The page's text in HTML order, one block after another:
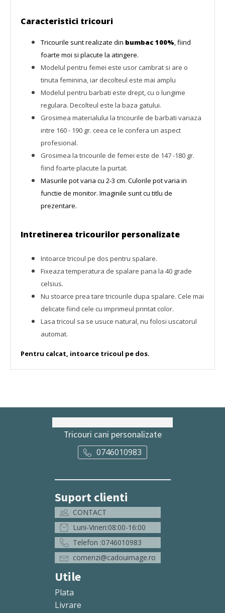
Caracteristici tricouri
Tricourile sunt realizate din bumbac 100%, fiind
foarte moi si placute la atingere.
Modelul pentru femei este usor cambrat si are o
tinuta feminina, iar decolteul este mai amplu
Modelul pentru barbati este drept, cu o lungime
regulara. Decolteul este la baza gatului.
Grosimea materialului la tricourile de barbati variaza
intre 160 - 190 gr. ceea ce le confera un aspect
profesional.
Grosimea la tricourile de femei este de 147 -180 gr.
fiind foarte placute la purtat.
Masurile pot varia cu 2-3 cm. Culorile pot varia in
functie de monitor. Imaginile sunt cu titlu de
prezentare.
Intretinerea tricourilor personalizate
Intoarce tricoul pe dos pentru spalare.
Fixeaza temperatura de spalare pana la 40 grade
celsius.
Nu stoarce prea tare tricourile dupa spalare. Cele mai
delicate fiind cele cu imprimeul printat color.
Lasa tricoul sa se usuce natural, nu folosi uscatorul
automat.
Pentru calcat, intoarce tricoul pe dos.
Tricouri cani personalizate
0746010983
Suport clienti
CONTACT
Luni-Vineri:08:00-16:00
Telefon :0746010983
comenzi@cadouimage.ro
Utile
Plata
Livrare